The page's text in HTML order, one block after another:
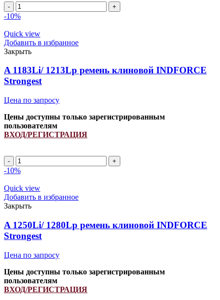
A
1500Li/
ремень
клиновой
INDFORCE
Strongest
quantity
-10%
Quick view
Добавить в избранное
Закрыть
A 1183Li/ 1213Lp ремень клиновой INDFORCE
Strongest
Цена по запросу
Цены доступны только зарегистрированным
пользователям
ВХОД/РЕГИСТРАЦИЯ
A
1183Li/
ремень
клиновой
INDFORCE
Strongest
quantity
-10%
Quick view
Добавить в избранное
Закрыть
A 1250Li/ 1280Lp ремень клиновой INDFORCE
Strongest
Цена по запросу
Цены доступны только зарегистрированным
пользователям
ВХОД/РЕГИСТРАЦИЯ